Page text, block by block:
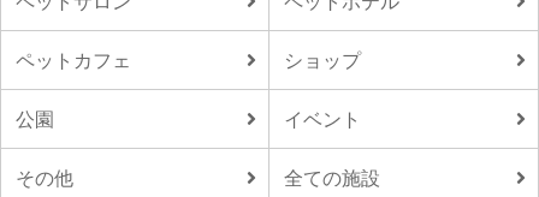
ペットカフェ ショップ
公園 イベント
その他 全ての施設